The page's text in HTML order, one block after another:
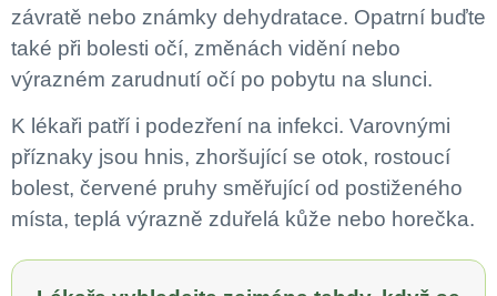
závratě nebo známky dehydratace. Opatrní buďte
také při bolesti očí, změnách vidění nebo
výrazném zarudnutí očí po pobytu na slunci.
K lékaři patří i podezření na infekci. Varovnými
příznaky jsou hnis, zhoršující se otok, rostoucí
bolest, červené pruhy směřující od postiženého
místa, teplá výrazně zduřelá kůže nebo horečka.